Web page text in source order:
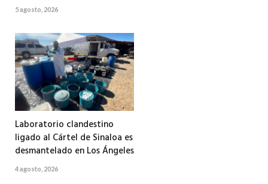
5 agosto, 2026
Laboratorio clandestino
ligado al Cártel de Sinaloa es
desmantelado en Los Ángeles
4 agosto, 2026